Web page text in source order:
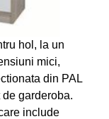
hol, la un
mici,
din PAL
garderoba.
include